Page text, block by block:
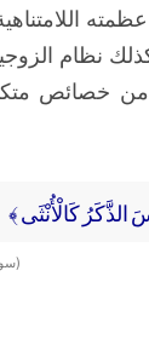
نظام
من خصائص
الذَّكَرُ كَالْأُنْثَى ﴾
(